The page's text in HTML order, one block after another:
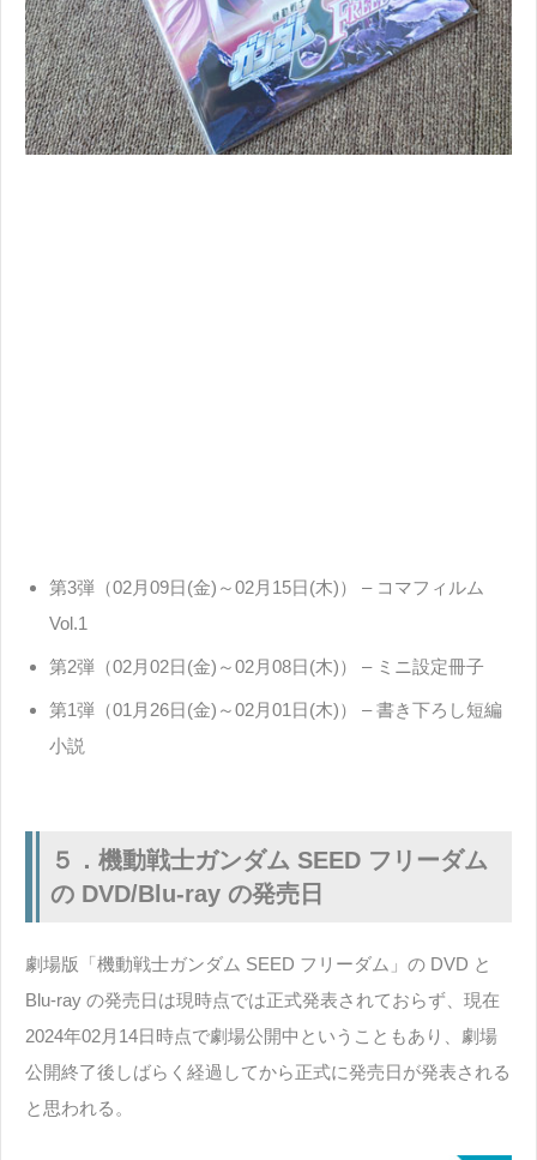
第3弾（02月09日(金)～02月15日(木)） – コマフィルム
Vol.1
第2弾（02月02日(金)～02月08日(木)） – ミニ設定冊子
第1弾（01月26日(金)～02月01日(木)） – 書き下ろし短編
小説
５．機動戦士ガンダム SEED フリーダム
の DVD/Blu-ray の発売日
劇場版「機動戦士ガンダム SEED フリーダム」の DVD と
Blu-ray の発売日は現時点では正式発表されておらず、現在
2024年02月14日時点で劇場公開中ということもあり、劇場
公開終了後しばらく経過してから正式に発売日が発表される
と思われる。